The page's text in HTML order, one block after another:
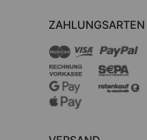
ZAHLUNGSARTEN